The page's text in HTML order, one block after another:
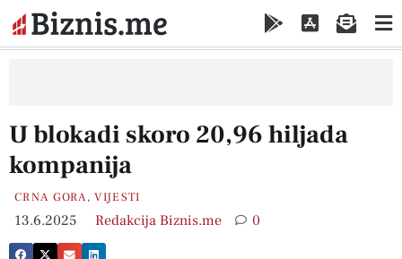
U blokadi skoro 20,96 hiljada
kompanija
CRNA GORA,VIJESTI
13.6.2025 Redakcija Biznis.me 0